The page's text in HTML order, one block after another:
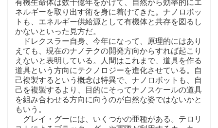
ネルギーを取り出す術を身に着けてきた。ナノロボッ
トも、エネルギー供給源として有機体と共存を図るし
かないといった見方だ。
ドレクスラー自身、今年になって、原理的にはあり
えても、現在のナノテクの開発方向からすれば起こり
えないと表明している。人間はこれまで、道具を作る
道具という方向にテクノロジーを進化させている。自
己複製するという概念は特異で、ナノロボットも、自
己を複製するより、目的にそってナノスケールの道具
を組み合わせる方向に向うのが自然な姿ではないかと
もいう。
グレイ・グーには、いくつかの亜種がある。テロリ